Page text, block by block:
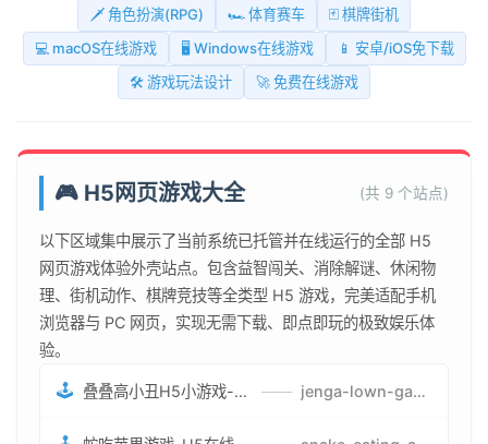
🗡️ 角色扮演(RPG)
🏎️ 体育赛车
🃏 棋牌街机
💻 macOS在线游戏
🖥️ Windows在线游戏
📱 安卓/iOS免下载
🛠️ 游戏玩法设计
🚀 免费在线游戏
🎮 H5网页游戏大全 (共 9 个站点)
以下区域集中展示了当前系统已托管并在线运行的全部 H5
网页游戏体验外壳站点。包含益智闯关、消除解谜、休闲物
理、街机动作、棋牌竞技等全类型 H5 游戏，完美适配手机
浏览器与 PC 网页，实现无需下载、即点即玩的极致娱乐体
验。
🕹️ 叠叠高小丑H5小游戏-刺激游戏叠叠高小丑竞技赛-网页在线叠叠高小丑闯关游戏 —— jenga-lown-game.smartwatchmanufacturer.cn